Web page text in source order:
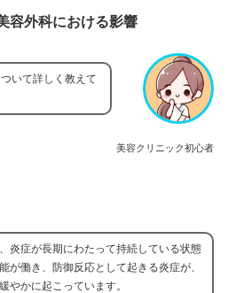
容外科における影響
美容クリニック初心者
ついて詳しく教えて
炎症が長期にわたって持続している状態
が働き、防御反応として起きる炎症が、
やかに起こっています。